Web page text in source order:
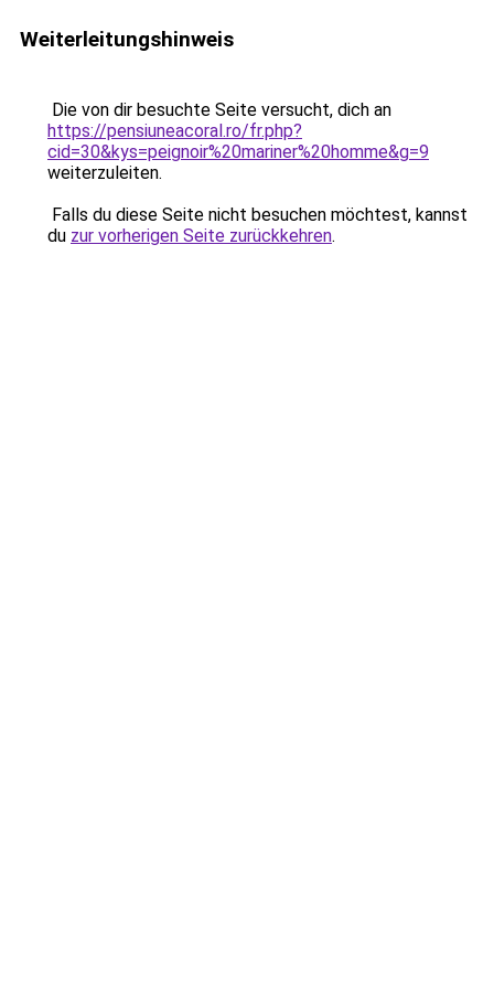
Weiterleitungshinweis
Die von dir besuchte Seite versucht, dich an
https://pensiuneacoral.ro/fr.php?
cid=30&kys=peignoir%20mariner%20homme&g=9
weiterzuleiten.
Falls du diese Seite nicht besuchen möchtest, kannst
du zur vorherigen Seite zurückkehren.